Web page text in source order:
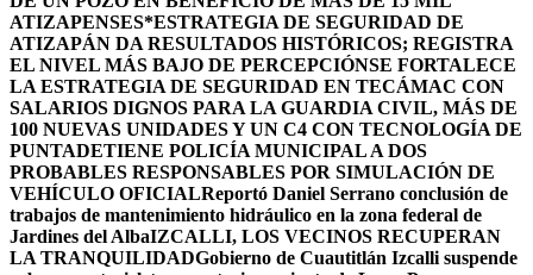
ATIZAPENSES*ESTRATEGIA DE SEGURIDAD DE
ATIZAPÁN DA RESULTADOS HISTÓRICOS; REGISTRA
EL NIVEL MÁS BAJO DE PERCEPCIÓNSE FORTALECE
LA ESTRATEGIA DE SEGURIDAD EN TECÁMAC CON
SALARIOS DIGNOS PARA LA GUARDIA CIVIL, MÁS DE
100 NUEVAS UNIDADES Y UN C4 CON TECNOLOGÍA DE
PUNTADETIENE POLICÍA MUNICIPAL A DOS
PROBABLES RESPONSABLES POR SIMULACIÓN DE
VEHÍCULO OFICIALReportó Daniel Serrano conclusión de
trabajos de mantenimiento hidráulico en la zona federal de
Jardines del AlbaIZCALLI, LOS VECINOS RECUPERAN
LA TRANQUILIDADGobierno de Cuautitlán Izcalli suspende